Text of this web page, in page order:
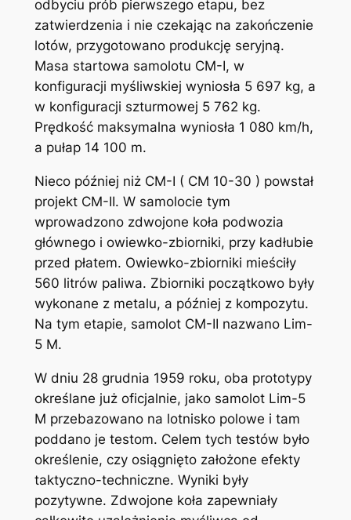
odbyciu prób pierwszego etapu, bez
zatwierdzenia i nie czekając na zakończenie
lotów, przygotowano produkcję seryjną.
Masa startowa samolotu CM-I, w
konfiguracji myśliwskiej wyniosła 5 697 kg, a
w konfiguracji szturmowej 5 762 kg.
Prędkość maksymalna wyniosła 1 080 km/h,
a pułap 14 100 m.
Nieco później niż CM-I ( CM 10-30 ) powstał
projekt CM-II. W samolocie tym
wprowadzono zdwojone koła podwozia
głównego i owiewko-zbiorniki, przy kadłubie
przed płatem. Owiewko-zbiorniki mieściły
560 litrów paliwa. Zbiorniki początkowo były
wykonane z metalu, a później z kompozytu.
Na tym etapie, samolot CM-II nazwano Lim-
5 M.
W dniu 28 grudnia 1959 roku, oba prototypy
określane już oficjalnie, jako samolot Lim-5
M przebazowano na lotnisko polowe i tam
poddano je testom. Celem tych testów było
określenie, czy osiągnięto założone efekty
taktyczno-techniczne. Wyniki były
pozytywne. Zdwojone koła zapewniały